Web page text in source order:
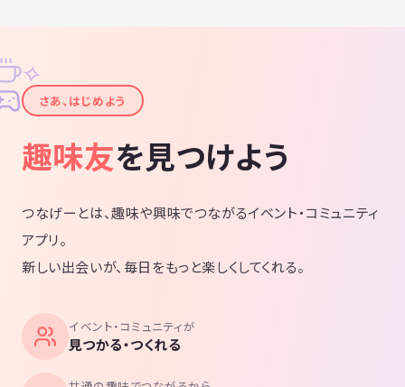
✦
✧
さあ、はじめよう
趣味友を見つけよう
つなげーとは、趣味や興味でつながるイベント・コミュニティ
アプリ。
新しい出会いが、毎日をもっと楽しくしてくれる。
イベント・コミュニティが
見つかる・つくれる